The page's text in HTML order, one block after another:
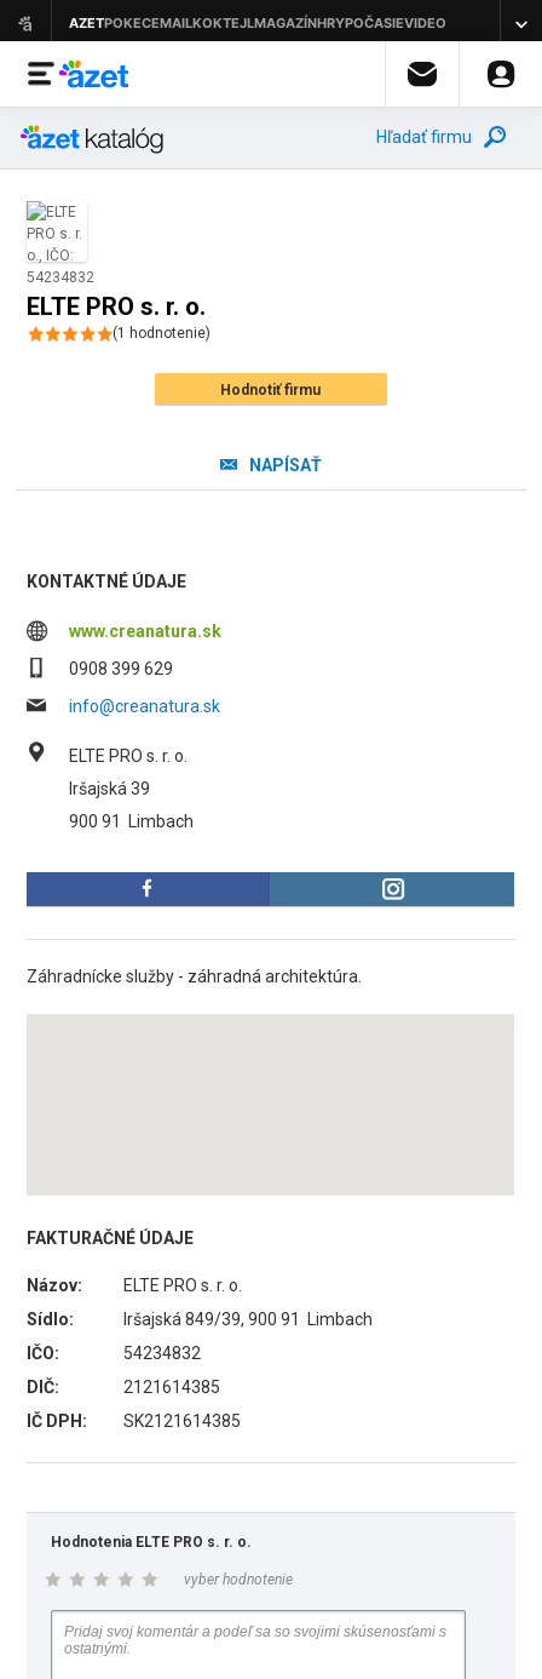
Hľadať firmu
ELTE PRO s. r. o.
(1 hodnotenie)
Hodnotiť firmu
NAPÍSAŤ
KONTAKTNÉ ÚDAJE
www.creanatura.sk
0908 399 629
info@creanatura.sk
ELTE PRO s. r. o.
Iršajská 39
900 91
Limbach
Záhradnícke služby - záhradná architektúra.
FAKTURAČNÉ ÚDAJE
Názov:
ELTE PRO s. r. o.
Sídlo:
Iršajská 849/39, 900 91 Limbach
IČO:
54234832
DIČ:
2121614385
IČ DPH:
SK2121614385
Hodnotenia ELTE PRO s. r. o.
vyber hodnotenie